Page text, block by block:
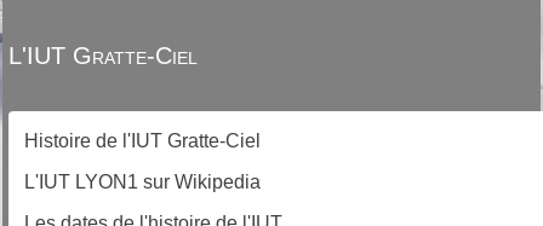
L'IUT Gratte-Ciel
Histoire de l'IUT Gratte-Ciel
L'IUT LYON1 sur Wikipedia